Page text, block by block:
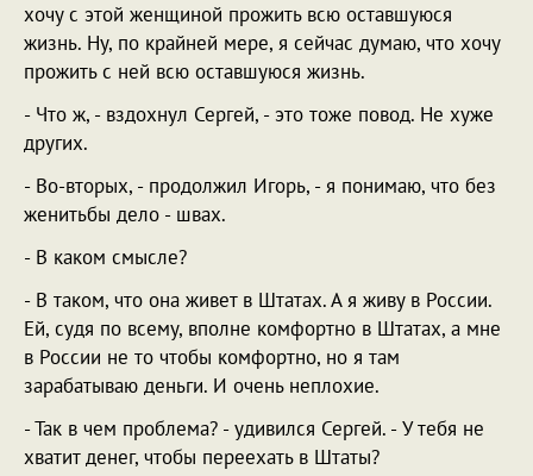
хочу с этой женщиной прожить всю оставшуюся
жизнь. Ну, по крайней мере, я сейчас думаю, что хочу
прожить с ней всю оставшуюся жизнь.
- Что ж, - вздохнул Сергей, - это тоже повод. Не хуже
других.
- Во-вторых, - продолжил Игорь, - я понимаю, что без
женитьбы дело - швах.
- В каком смысле?
- В таком, что она живет в Штатах. А я живу в России.
Ей, судя по всему, вполне комфортно в Штатах, а мне
в России не то чтобы комфортно, но я там
зарабатываю деньги. И очень неплохие.
- Так в чем проблема? - удивился Сергей. - У тебя не
хватит денег, чтобы переехать в Штаты?